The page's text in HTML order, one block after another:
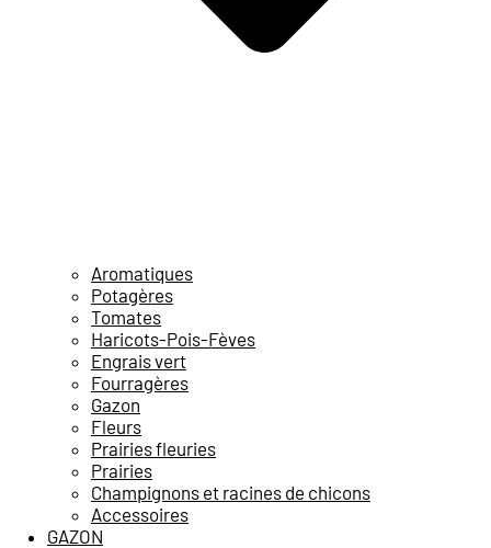
Aromatiques
Potagères
Tomates
Haricots-Pois-Fèves
Engrais vert
Fourragères
Gazon
Fleurs
Prairies fleuries
Prairies
Champignons et racines de chicons
Accessoires
GAZON